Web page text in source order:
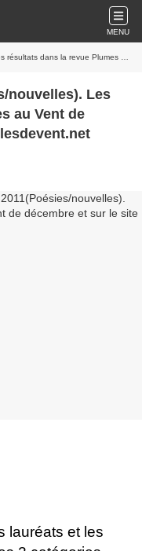
MENU
Vent de décembre et sur le site semellesdevent.net
nouvelles). Les
au Vent de
lauréats et les